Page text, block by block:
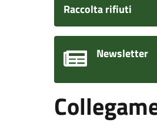
Raccolta rifiuti
Newsletter